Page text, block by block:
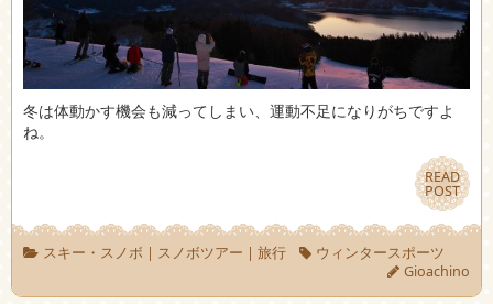
冬は体動かす機会も減ってしまい、運動不足になりがちですよ
ね。
READ
POST
READ
POST
スキー・スノボ | スノボツアー | 旅行
ウィンタースポーツ
Gioachino